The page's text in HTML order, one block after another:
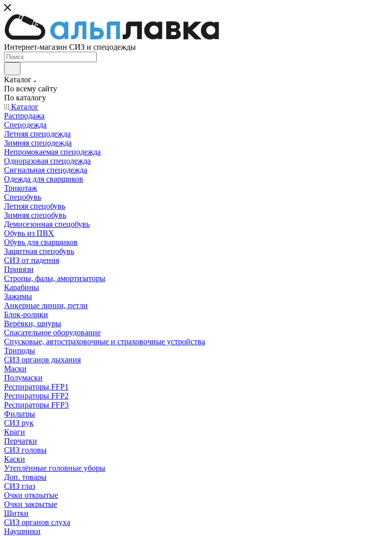
Интернет-магазин СИЗ и спецодежды
Каталог
По всему сайту
По каталогу
Каталог
Распродажа
Спецодежда
Летняя спецодежда
Зимняя спецодежда
Непромокаемая спецодежда
Одноразовая спецодежда
Сигнальная спецодежда
Одежда для сварщиков
Трикотаж
Спецобувь
Летняя спецобувь
Зимняя спецобувь
Демисезонная спецобувь
Обувь из ПВХ
Обувь для сварщиков
Защитная спецобувь
СИЗ от падения
Привязи
Стропы, фалы, амортизаторы
Карабины
Зажимы
Анкерные линии, петли
Блок-ролики
Верёвки, шнуры
Спасательное оборудование
Спусковые, автостраховочные и страховочные устройства
Триподы
СИЗ органов дыхания
Маски
Полумаски
Респираторы FFP1
Респираторы FFP2
Респираторы FFP3
Фильтры
СИЗ рук
Краги
Перчатки
СИЗ головы
Каски
Утеплённые головные уборы
Доп. товары
СИЗ глаз
Очки открытые
Очки закрытые
Щитки
СИЗ органов слуха
Наушники